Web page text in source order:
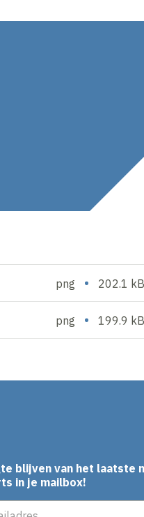
png • 202.1 kB
png • 199.9 kB
blijven van het laatste
in je mailbox!